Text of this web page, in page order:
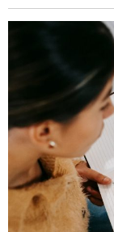
節稅：設立公司
言，稅務負擔往
稅制設計，使得
有更顯著的節稅
處的首要原因。
率差異：聰明避
所稅）採用累進
（營所稅）的稅
的事業淨利潤超
司設立團隊，不
知識，避免您在
中的領航員，確
場上琳瑯滿目的
選擇公司設立代
務比較，助您找
專注於事業核心
立的價值 對於懷
程往往是夢想與
發展署的統計數